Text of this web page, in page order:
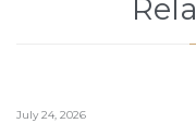
July 24, 2026